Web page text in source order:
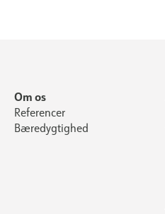
Om os
Referencer
Bæredygtighed